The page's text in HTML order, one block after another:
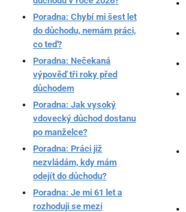
Poradna: Chybí mi šest let
do důchodu, nemám práci,
co teď?
Poradna: Nečekaná
výpověď tři roky před
důchodem
Poradna: Jak vysoký
vdovecký důchod dostanu
po manželce?
Poradna: Práci již
nezvládám, kdy mám
odejít do důchodu?
Poradna: Je mi 61 let a
rozhoduji se mezi